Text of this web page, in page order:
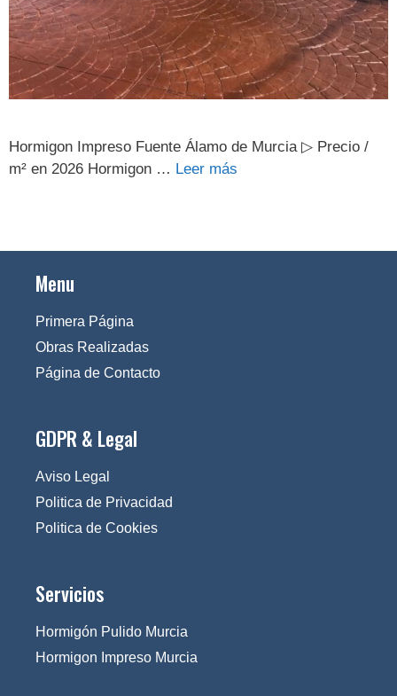
Hormigon Impreso Fuente Álamo de Murcia ▷ Precio /
m² en 2026 Hormigon … Leer más
Menu
Primera Página
Obras Realizadas
Página de Contacto
GDPR & Legal
Aviso Legal
Politica de Privacidad
Politica de Cookies
Servicios
Hormigón Pulido Murcia
Hormigon Impreso Murcia